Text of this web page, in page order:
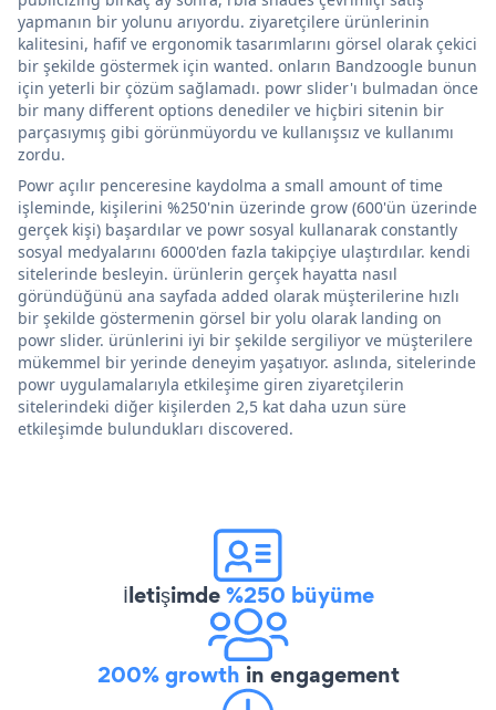
yapmanın bir yolunu arıyordu. ziyaretçilere ürünlerinin
kalitesini, hafif ve ergonomik tasarımlarını görsel olarak çekici
bir şekilde göstermek için wanted. onların Bandzoogle bunun
için yeterli bir çözüm sağlamadı. powr slider'ı bulmadan önce
bir many different options denediler ve hiçbiri sitenin bir
parçasıymış gibi görünmüyordu ve kullanışsız ve kullanımı
zordu.
Powr açılır penceresine kaydolma a small amount of time
işleminde, kişilerini %250'nin üzerinde grow (600'ün üzerinde
gerçek kişi) başardılar ve powr sosyal kullanarak constantly
sosyal medyalarını 6000'den fazla takipçiye ulaştırdılar. kendi
sitelerinde besleyin. ürünlerin gerçek hayatta nasıl
göründüğünü ana sayfada added olarak müşterilerine hızlı
bir şekilde göstermenin görsel bir yolu olarak landing on
powr slider. ürünlerini iyi bir şekilde sergiliyor ve müşterilere
mükemmel bir yerinde deneyim yaşatıyor. aslında, sitelerinde
powr uygulamalarıyla etkileşime giren ziyaretçilerin
sitelerindeki diğer kişilerden 2,5 kat daha uzun süre
etkileşimde bulundukları discovered.
İletişimde%250 büyüme
200% growth in engagement